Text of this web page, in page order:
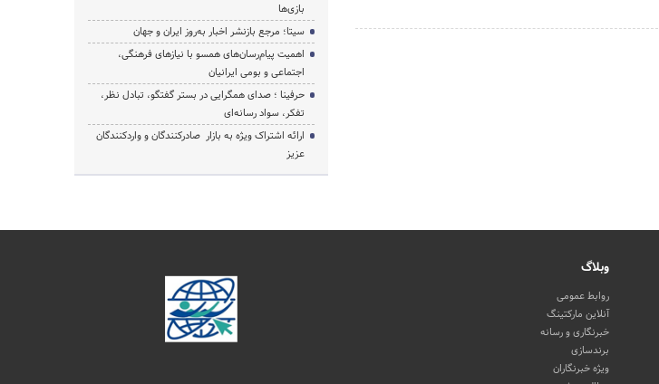
بازی‌ها
سیتا؛ مرجع بازنشر اخبار به‌روز ایران و جهان
اهمیت پیام‌رسان‌های همسو با نیازهای فرهنگی،
اجتماعی و بومی ایرانیان
حرفینا ؛ صدای همگرایی در بستر گفتگو، تبادل نظر،
تفکر، سواد رسانه‌ای
ارائه اشتراک ویژه به بازار صادرکنندگان و واردکنندگان
عزیز
وبلاگ
روابط عمومی
آنلاین مارکتینگ
خبرنگاری و رسانه
برندسازی
ویژه خبرنگاران